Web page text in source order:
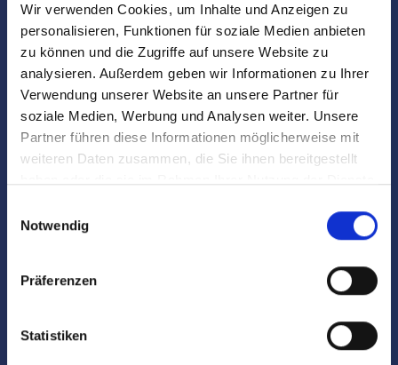
Wir verwenden Cookies, um Inhalte und Anzeigen zu
personalisieren, Funktionen für soziale Medien anbieten
zu können und die Zugriffe auf unsere Website zu
analysieren. Außerdem geben wir Informationen zu Ihrer
Verwendung unserer Website an unsere Partner für
soziale Medien, Werbung und Analysen weiter. Unsere
Partner führen diese Informationen möglicherweise mit
weiteren Daten zusammen, die Sie ihnen bereitgestellt
Notwendig
Präferenzen
Statistiken
Weideninsel attraktiv für Käufer?
Die Gegend um die Weideninsel ist aufgrund ihrer
naturnahen Umgebung, der guten Infrastruktur und der
Nähe zur Münchner Innenstadt besonders attraktiv für
Käufer.
Welche Arten von Immobilien werden in
angeboten?